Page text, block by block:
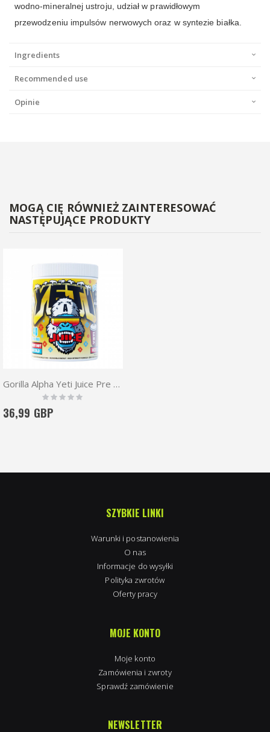
wodno-mineralnej ustroju, udział w prawidłowym
przewodzeniu impulsów nerwowych oraz w syntezie białka.
Ingredients
Recommended use
Opinie
MOGĄ CIĘ RÓWNIEŻ ZAINTERESOWAĆ
NASTĘPUJĄCE PRODUKTY
Gorilla Alpha Yeti Juice Pre workout 480g
Rating:
0%
36,99 GBP
SZYBKIE LINKI
Warunki i postanowienia
O nas
Informacje do wysyłki
Polityka zwrotów
Oferty pracy
MOJE KONTO
Moje konto
Zamówienia i zwroty
Sprawdź zamówienie
NEWSLETTER